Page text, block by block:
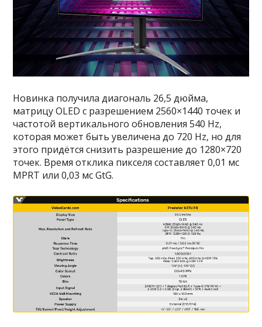
Новинка получила диагональ 26,5 дюйма,
матрицу OLED с разрешением 2560×1440 точек и
частотой вертикального обновления 540 Hz,
которая может быть увеличена до 720 Hz, но для
этого придётся снизить разрешение до 1280×720
точек. Время отклика пикселя составляет 0,01 мс
MPRT или 0,03 мс GtG.